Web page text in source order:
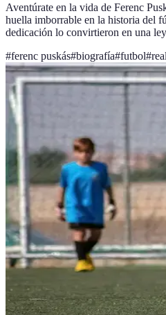
Aventúrate en la vida de Ferenc
huella imborrable en la historia del
dedicación lo convirtieron en una
#ferenc puskás#biografía#futbol#